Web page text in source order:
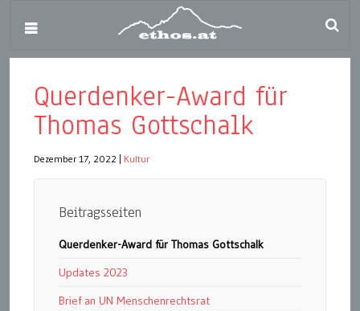
Querdenker-Award für
Thomas Gottschalk
Dezember 17, 2022 Kultur
Beitragsseiten
Querdenker-Award für Thomas Gottschalk
Updates 2023
Brief an UN Menschenrechtsrat